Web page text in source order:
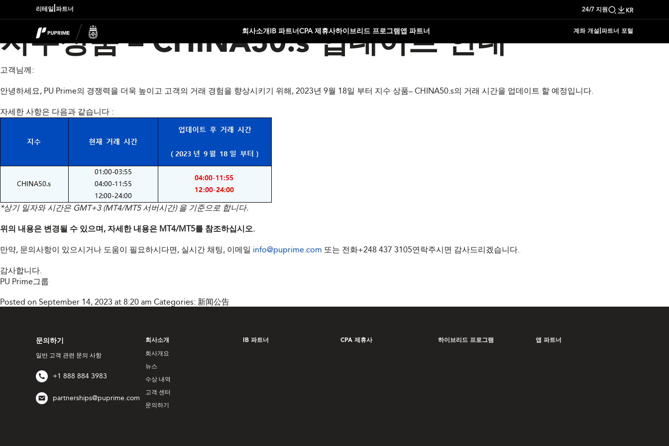
리테일 파트너 24/7 지원 KR
회사소개 IB 파트너CPA 제휴사하이브리드 프로그램앱 파트너 계좌 개설|파트너 포털
지수상품 – CHINA50.s 업데이트 안내
고객님께:
안녕하세요, PU Prime의 경쟁력을 더욱 높이고 고객의 거래 경험을 향상시키기 위해, 2023년 9월 18일 부터 지수 상품– CHINA50.s의 거래 시간을 업데이트 할 예정입니다.
자세한 사항은 다음과 같습니다 :
*상기 일자와 시간은 GMT+3 (MT4/MT5 서버시간) 을 기준으로 합니다.
위의 내용은 변경될 수 있으며, 자세한 내용은 MT4/MT5를 참조하십시오.
만약, 문의사항이 있으시거나 도움이 필요하시다면, 실시간 채팅, 이메일 info@puprime.com 또는 전화+248 437 3105연락주시면 감사드리겠습니다.
감사합니다.
PU Prime그룹
Posted on September 14, 2023 at 8:20 am Categories: 新闻公告
문의하기
일반 고객 관련 문의 사항
+1 888 884 3983
partnerships@puprime.com
회사소개
회사개요
뉴스
수상 내역
고객 센터
문의하기
IB 파트너 CPA 제휴사 하이브리드 프로그램 앱 파트너